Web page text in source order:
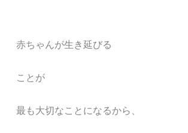
赤ちゃんが生き延びる
ことが
最も大切なことになるから、